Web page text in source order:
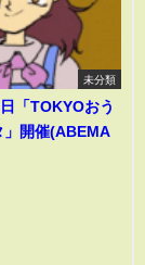
未分類
「TOKYOおう
」開催(ABEMA